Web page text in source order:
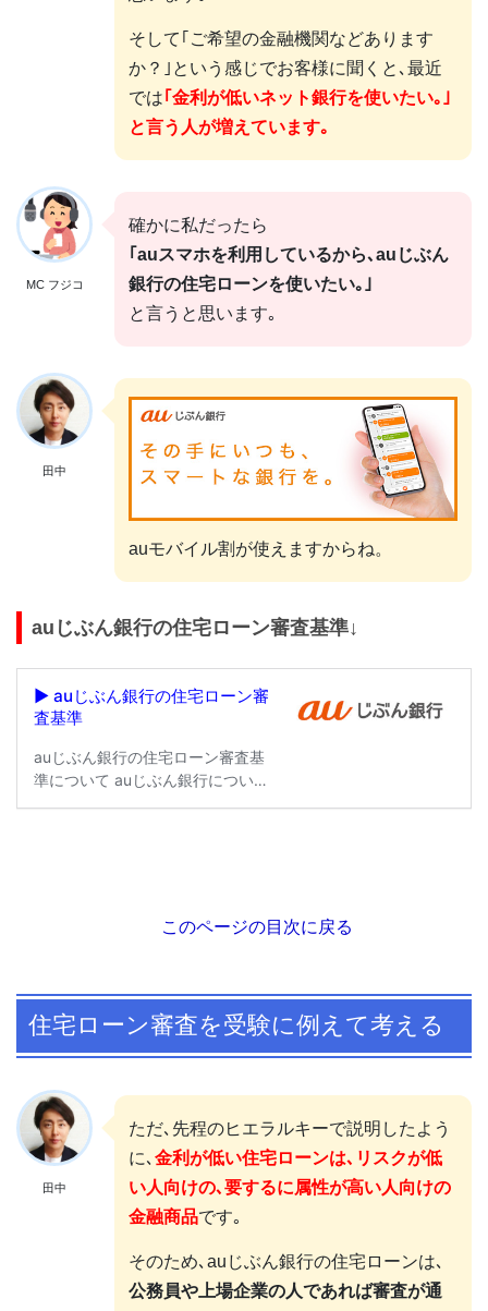
そして｢ご希望の金融機関などあります
か？｣という感じでお客様に聞くと､最近
では｢金利が低いネット銀行を使いたい｡｣
と言う人が増えています｡
MC フジコ
確かに私だったら
｢auスマホを利用しているから､auじぶん
銀行の住宅ローンを使いたい｡｣
と言うと思います｡
田中
auモバイル割が使えますからね。
auじぶん銀行の住宅ローン審査基準↓
このページの目次に戻る
住宅ローン審査を受験に例えて考える
田中
ただ､先程のヒエラルキーで説明したよう
に､ 金利が低い住宅ローンは､リスクが低
い人向けの､要するに属性が高い人向けの
金融商品です｡
そのため､auじぶん銀行の住宅ローンは､
公務員や上場企業の人であれば審査が通